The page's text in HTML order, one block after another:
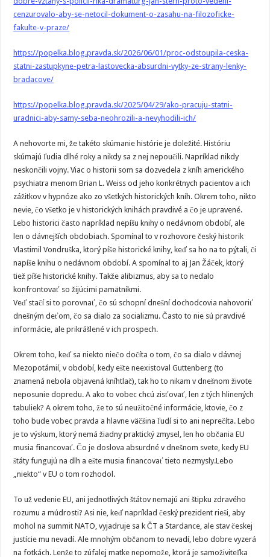
cenzurovalo-aby-se-netocil-dokument-o-zasahu-na-filozoficke-
fakulte-v-praze/
https://popelka.blog.pravda.sk/2026/06/01/proc-odstoupila-ceska-
statni-zastupkyne-petra-lastovecka-absurdni-vytky-ze-strany-lenky-
bradacove/
https://popelka.blog.pravda.sk/2025/04/29/ako-pracuju-statni-
uradnici-aby-samy-seba-neohrozili-a-nevyhodili-ich/
A nehovorte mi, že takéto skúmanie histórie je doležité. Históriu
skúmajú ľudia dlhé roky a nikdy sa z nej nepoučili. Napríklad nikdy
neskončili vojny. Viac o historii som sa dozvedela z kníh amerického
psychiatra menom Brian L. Weiss od jeho konkrétnych pacientov a ich
zážitkov v hypnóze ako zo všetkých historických kníh. Okrem toho, nikto
nevie, čo všetko je v historických knihách pravdivé a čo je upravené.
Lebo historici často napríklad nepíšu knihy o nedávnom období, ale
len o dávnejších obdobiach. Spomínal to v rozhovore český historik
Vlastimil Vondruška, ktorý píše historické knihy, keď sa ho na to pýtali, či
napíše knihu o nedávnom období. A spomínal to aj Jan Žáček, ktorý
tiež píše historické knihy. Takže alibizmus, aby sa to nedalo
konfrontovať so žijúcimi pamätníkmi.
Veď stačí si to porovnať, čo sú schopní dnešní dochodcovia nahovoriť
dnešným deťom, čo sa dialo za socializmu. Často to nie sú pravdivé
informácie, ale prikrášlené v ich prospech.
Okrem toho, keď sa niekto niečo dočíta o tom, čo sa dialo v dávnej
Mezopotámií, v období, kedy ešte neexistoval Guttenberg (to
znamená nebola objavená kníhtlač), tak ho to nikam v dnešnom živote
neposunie dopredu. A ako to vobec chcú zisťovať, len z tých hlinených
tabuliek? A okrem toho, že to sú neužitočné informácie, ktovie, čo z
toho bude vobec pravda a hlavne väčšina ľudí si to ani neprečíta. Lebo
je to výskum, ktorý nemá žiadny praktický zmysel, len ho občania EU
musia financovať. Čo je doslova absurdné v dnešnom svete, kedy EU
štáty fungujú na dlh a ešte musia financovať tieto nezmysly.Lebo
„niekto“ v EU o tom rozhodol.
To už vedenie EU, ani jednotlivých štátov nemajú ani štipku zdravého
rozumu a múdrosti? Asi nie, keď napríklad český prezident rieši, aby
mohol na summit NATO, vyjadruje sa k ČT a Stardance, ale stav českej
justície mu nevadí. Ale mnohým občanom to nevadí, lebo dobre vyzerá
na fotkách. Lenže to zúfalej matke nepomože, ktorá je samoživiteľka